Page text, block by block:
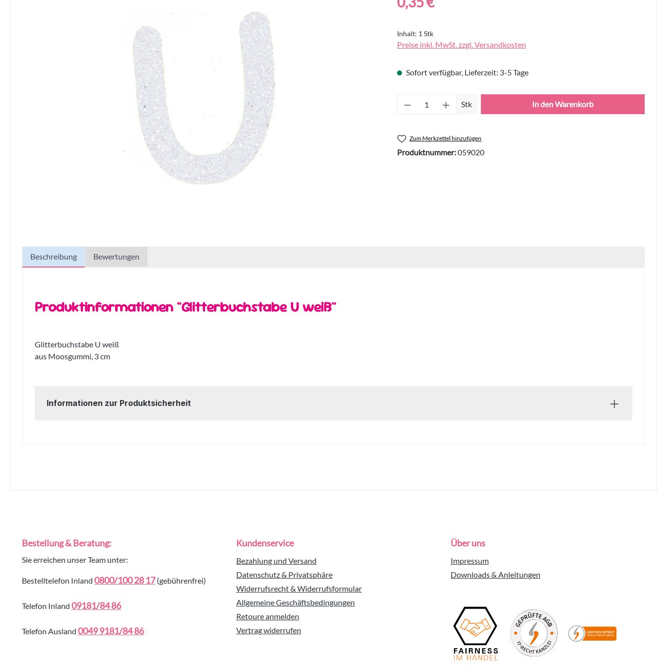
Inhalt: 1 Stk
Preise inkl. MwSt. zzgl. Versandkosten
Sofort verfügbar, Lieferzeit: 3-5 Tage
Produkt Anzahl: Gib den gewünschten Wert ein
Stk In den Warenkorb
Zum Merkzettel hinzufügen
Produktnummer:059020
Beschreibung Bewertungen
Produktinformationen "Glitterbuchstabe U weiß"
Glitterbuchstabe U weiß
aus Moosgummi, 3 cm
Informationen zur Produktsicherheit
Bestellung & Beratung:
Sie erreichen unser Team unter:
Bestelltelefon Inland 0800/100 28 17(gebührenfrei)
Telefon Inland 09181/84 86
Telefon Ausland 0049 9181/84 86
Kundenservice
Bezahlung und Versand
Datenschutz & Privatsphäre
Widerrufsrecht & Widerrufsformular
Allgemeine Geschäftsbedingungen
Retoure anmelden
Vertrag widerrufen
Über uns
Impressum
Downloads & Anleitungen